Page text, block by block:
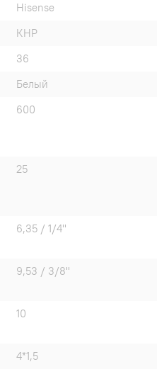
Hisense
КНР
36
Белый
600
25
6,35 / 1/4"
9,53 / 3/8"
10
4*1,5